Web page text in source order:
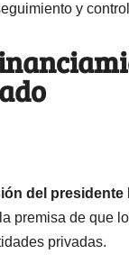
y
del presidente
premisa de que
privadas.